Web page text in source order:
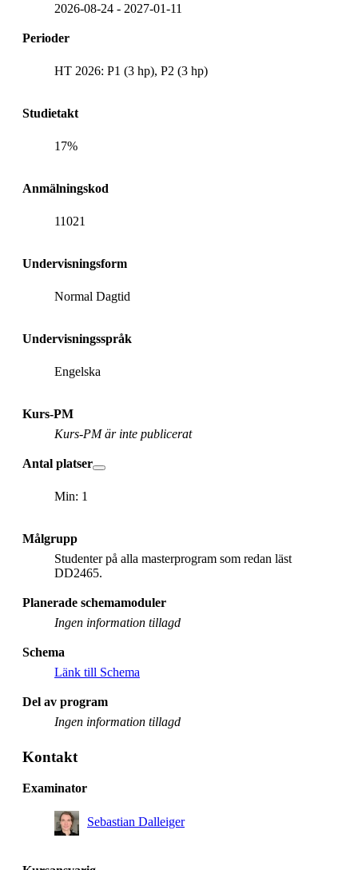
2026-08-24 - 2027-01-11
Perioder
HT 2026: P1 (3 hp), P2 (3 hp)
Studietakt
17%
Anmälningskod
11021
Undervisningsform
Normal Dagtid
Undervisningsspråk
Engelska
Kurs-PM
Kurs-PM är inte publicerat
Antal platser
Min: 1
Målgrupp
Studenter på alla masterprogram som redan läst
DD2465.
Planerade schemamoduler
Ingen information tillagd
Schema
Länk till Schema
Del av program
Ingen information tillagd
Kontakt
Examinator
Sebastian Dalleiger